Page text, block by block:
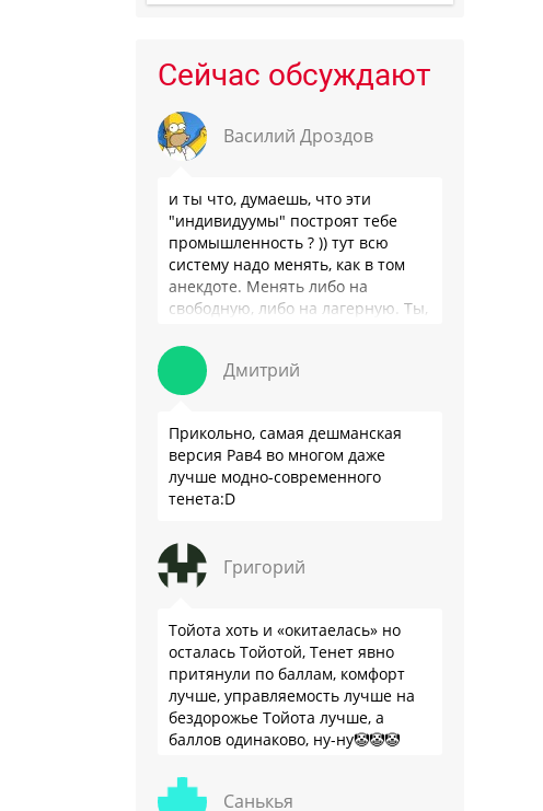
Сейчас обсуждают
Василий Дроздов
и ты что, думаешь, что эти
"индивидуумы" построят тебе
промышленность ? )) тут всю
систему надо менять, как в том
анекдоте. Менять либо на
свободную, либо на лагерную. Ты,
Дмитрий
Прикольно, самая дешманская
версия Рав4 во многом даже
лучше модно-современного
тенета:D
Григорий
Тойота хоть и «окитаелась» но
осталась Тойотой, Тенет явно
притянули по баллам, комфорт
лучше, управляемость лучше на
бездорожье Тойота лучше, а
баллов одинаково, ну-ну🤡🤡🤡
Санькья